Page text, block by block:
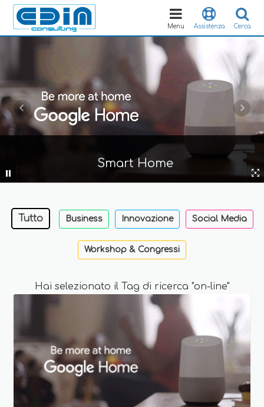
Cerca
Assistenza
Toggle
navigation
Menu
Smart Home
Tutto Business Innovazione Social Media
Workshop & Congressi
Hai selezionato il Tag di ricerca "on-line"